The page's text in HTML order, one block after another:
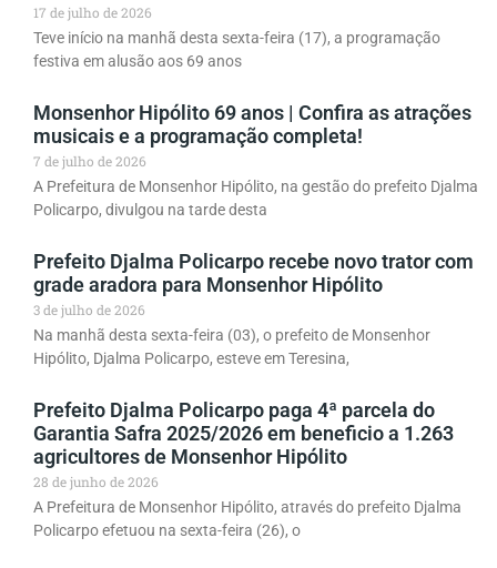
17 de julho de 2026
Teve início na manhã desta sexta-feira (17), a programação
festiva em alusão aos 69 anos
Monsenhor Hipólito 69 anos | Confira as atrações
musicais e a programação completa!
7 de julho de 2026
A Prefeitura de Monsenhor Hipólito, na gestão do prefeito Djalma
Policarpo, divulgou na tarde desta
Prefeito Djalma Policarpo recebe novo trator com
grade aradora para Monsenhor Hipólito
3 de julho de 2026
Na manhã desta sexta-feira (03), o prefeito de Monsenhor
Hipólito, Djalma Policarpo, esteve em Teresina,
Prefeito Djalma Policarpo paga 4ª parcela do
Garantia Safra 2025/2026 em beneficio a 1.263
agricultores de Monsenhor Hipólito
28 de junho de 2026
A Prefeitura de Monsenhor Hipólito, através do prefeito Djalma
Policarpo efetuou na sexta-feira (26), o